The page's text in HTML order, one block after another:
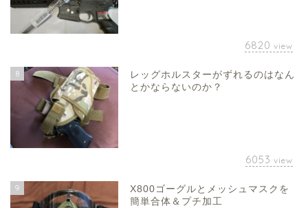
6820 view
8
レッグホルスターがずれるのはなん
とかならないのか？
6053 view
9
X800ゴーグルとメッシュマスクを
簡単合体＆プチ加工